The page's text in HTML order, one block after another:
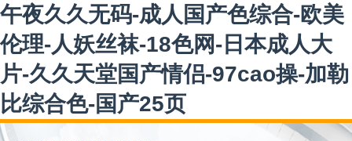
午夜久久无码-成人国产色综合-欧美
伦理-人妖丝袜-18色网-日本成人大
片-久久天堂国产情侣-97cao操-加勒
比综合色-国产25页